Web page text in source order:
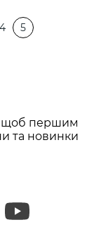
Page
4
Поточна
сторінка
5
щоб першим
та новинки